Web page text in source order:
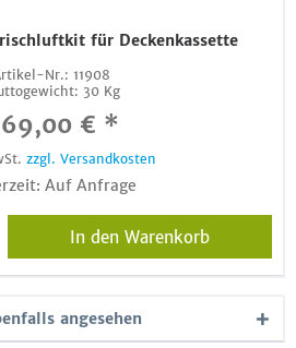
für Deckenkassette
Nr.: 11908
30 Kg
€ *
zzgl. Versandkosten
Auf Anfrage
In den Warenkorb
angesehen